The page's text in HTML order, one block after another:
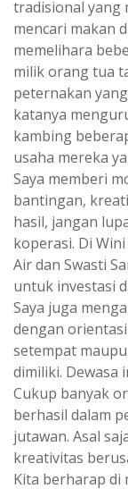
tradisional yang
mencari makan
memelihara
milik orang tua
peternakan
katanya
kambing
usaha mereka
Saya memberi
bantingan,
hasil, jangan
koperasi. Di
Air dan Swasti
untuk investasi
Saya juga
dengan
setempat
dimiliki. Dewasa
Cukup banyak
berhasil dalam
jutawan. Asal
kreativitas
Kita berharap di